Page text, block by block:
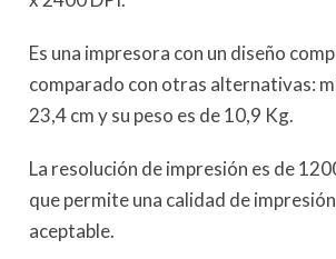
Es una impresora con un diseño
comparado con otras alternativas:
23,4 cm y su peso es de 10,9 Kg.
La resolución de impresión es de
que permite una calidad de
aceptable.